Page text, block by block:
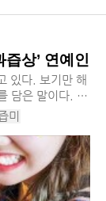
상’ 연예인
있다. 보기만 해
담은 말이다. 특
가 많다. 아닌
미
와이스 #나연